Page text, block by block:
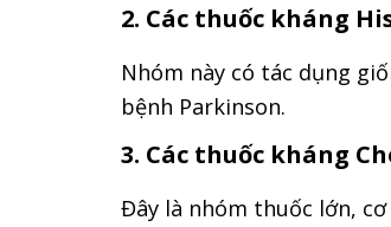
2. Các thuốc kháng
Nhóm này có tác dụng
bệnh Parkinson.
3. Các thuốc kháng
Đây là nhóm thuốc lớn,